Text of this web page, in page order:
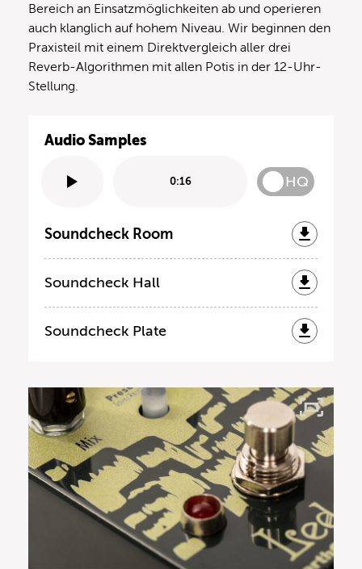
Bereich an Einsatzmöglichkeiten ab und operieren
auch klanglich auf hohem Niveau. Wir beginnen den
Praxisteil mit einem Direktvergleich aller drei
Reverb-Algorithmen mit allen Potis in der 12-Uhr-
Stellung.
Audio Samples
0:16 HQ
Soundcheck Room
Soundcheck Hall
Soundcheck Plate